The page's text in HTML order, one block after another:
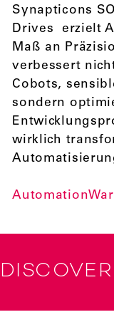
Synapticons
Drives erzielt
Maß an
verbessert
Cobots,
sondern
wirklich